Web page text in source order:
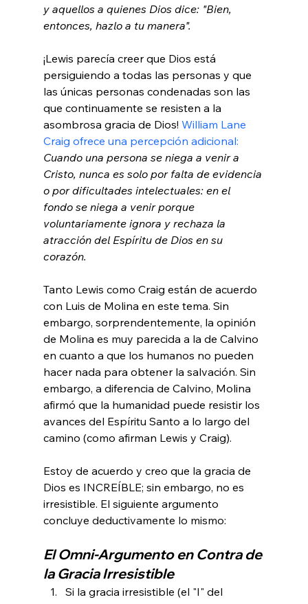
y aquellos a quienes Dios dice: "Bien,
entonces, hazlo a tu manera".
¡Lewis parecía creer que Dios está
persiguiendo a todas las personas y que
las únicas personas condenadas son las
que continuamente se resisten a la
asombrosa gracia de Dios! William Lane
Craig ofrece una percepción adicional:
Cuando una persona se niega a venir a
Cristo, nunca es solo por falta de evidencia
o por dificultades intelectuales: en el
fondo se niega a venir porque
voluntariamente ignora y rechaza la
atracción del Espíritu de Dios en su
corazón.
Tanto Lewis como Craig están de acuerdo
con Luis de Molina en este tema. Sin
embargo, sorprendentemente, la opinión
de Molina es muy parecida a la de Calvino
en cuanto a que los humanos no pueden
hacer nada para obtener la salvación. Sin
embargo, a diferencia de Calvino, Molina
afirmó que la humanidad puede resistir los
avances del Espíritu Santo a lo largo del
camino (como afirman Lewis y Craig).
Estoy de acuerdo y creo que la gracia de
Dios es INCREÍBLE; sin embargo, no es
irresistible. El siguiente argumento
El Omni-Argumento en Contra de
la Gracia Irresistible
Si la gracia irresistible (el "I" del